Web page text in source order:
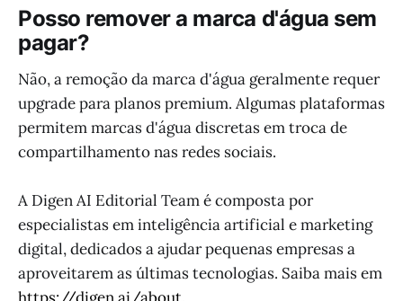
Posso remover a marca d'água sem
pagar?
Não, a remoção da marca d'água geralmente requer
upgrade para planos premium. Algumas plataformas
permitem marcas d'água discretas em troca de
compartilhamento nas redes sociais.
A Digen AI Editorial Team é composta por
especialistas em inteligência artificial e marketing
digital, dedicados a ajudar pequenas empresas a
aproveitarem as últimas tecnologias. Saiba mais em